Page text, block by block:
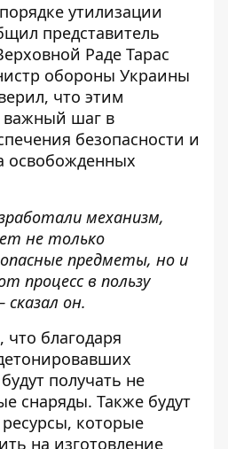
утилизации
представитель
Раде Тарас
обороны Украины
что этим
важный шаг в
безопасности и
освобожденных
механизм,
не только
предметы, но и
процесс в пользу
он.
благодаря
получать не
снаряды. Также будут
которые
на изготовление